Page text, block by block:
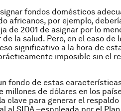
fondos domésticos
africanos, por ejemplo,
de 2001 de asignar por lo
la salud. Pero, en el caso de
significativo a la hora de
imposible sin el
fondo de estas
millones de dólares en los
clave para generar el